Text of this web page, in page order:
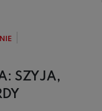
SZYJA,